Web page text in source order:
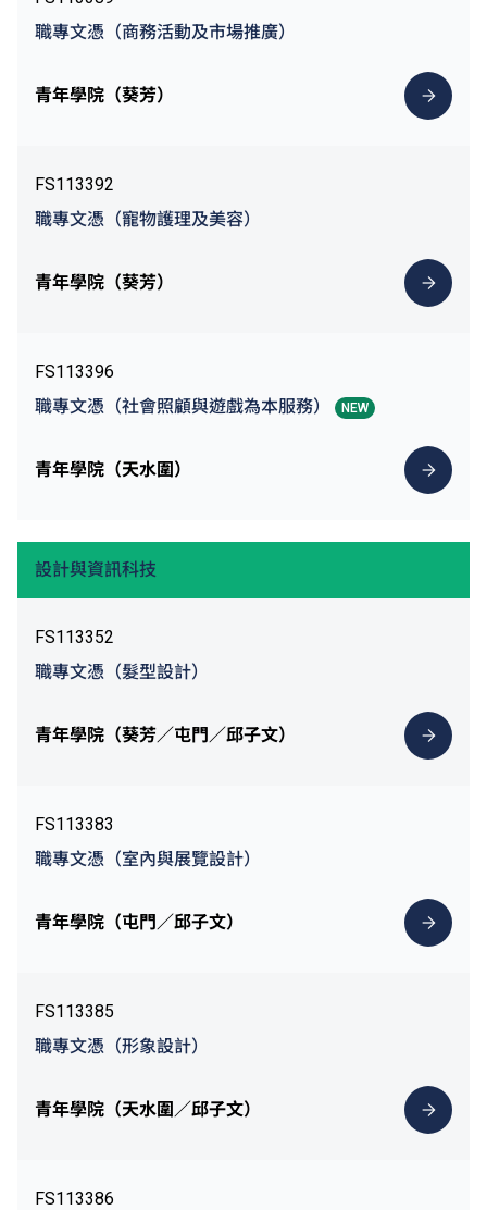
職專文憑（商務活動及市場推廣）
青年學院（葵芳）
FS113392
職專文憑（寵物護理及美容）
青年學院（葵芳）
FS113396
職專文憑（社會照顧與遊戲為本服務）
NEW
青年學院（天水圍）
設計與資訊科技
FS113352
職專文憑（髮型設計）
青年學院（葵芳／屯門／邱子文）
FS113383
職專文憑（室內與展覽設計）
青年學院（屯門／邱子文）
FS113385
職專文憑（形象設計）
青年學院（天水圍／邱子文）
FS113386